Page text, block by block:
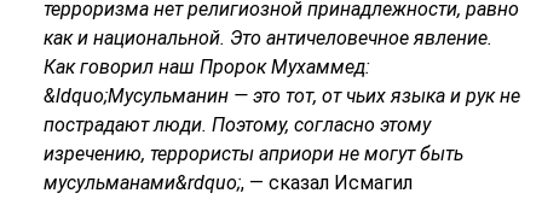
терроризма нет религиозной принадлежности, равно
как и национальной. Это античеловечное явление.
Как говорил наш Пророк Мухаммед:
&ldquo;Мусульманин — это тот, от чьих языка и рук не
пострадают люди. Поэтому, согласноэтому
изречению, террористы априорине могут быть
мусульманами&rdquo;, — сказал Исмагил